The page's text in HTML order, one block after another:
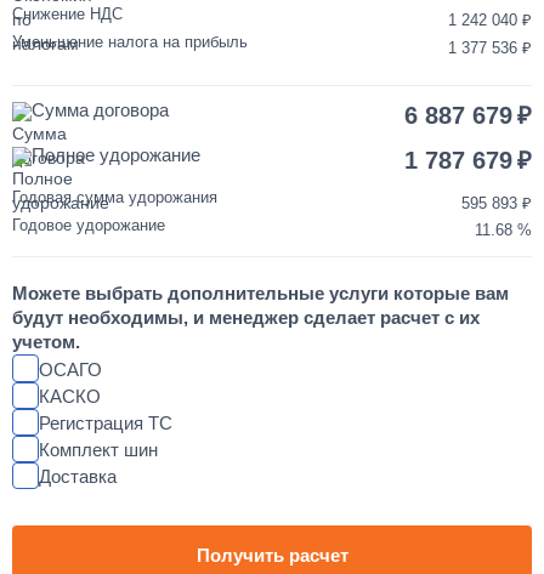
от 3 до 5 дней
от 2 до 3 дней
55 000
Установка магнитолы и динамиков в КАМАЗ
Снижение НДС
1 242 040
Уменьшение налога на прибыль
1 377 536
Сумма договора 6 887 679
Полное удорожание 1 787 679
Годовая сумма удорожания
595 893
Годовое удорожание
11.68
Можете выбрать дополнительные услуги которые вам
будут необходимы, и менеджер сделает расчет с их
учетом.
ОСАГО
КАСКО
Регистрация ТС
Комплект шин
Доставка
Получить расчет